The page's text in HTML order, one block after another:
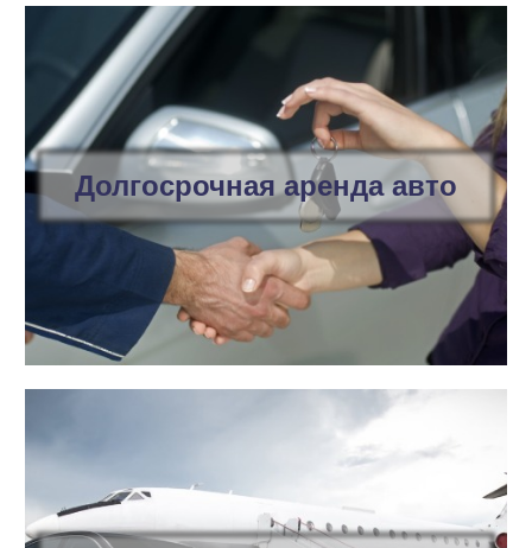
Долгосрочная аренда авто